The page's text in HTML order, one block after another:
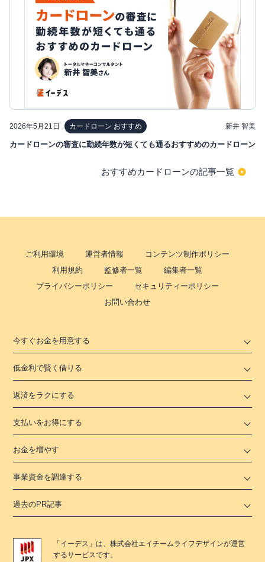
2026年5月21日 カードローン おすすめ 新井 智美
カードローンの審査に勤続年数が短くても通るおすすめのカードローン
おすすめカードローンの記事一覧
ご利用環境 運営者情報
コンテンツ制作ポリシー
利用規約
監修者一覧
編集者一覧
プライバシーポリシー
セキュリティーポリシー
お問い合わせ
今すぐお金を用意する
低金利で賢く借りる
返済をラクにする
支払いをお得にする
お金を増やす
事業資金を調達する
過去のPR記事
「 イーデス 」は、株式会社エイチームライフデザインが運営
するサービスです。